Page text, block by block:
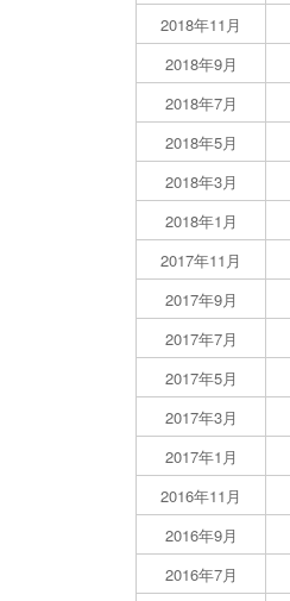
2018年11月
2018年9月
2018年7月
2018年5月
2018年3月
2018年1月
2017年11月
2017年9月
2017年7月
2017年5月
2017年3月
2017年1月
2016年11月
2016年9月
2016年7月